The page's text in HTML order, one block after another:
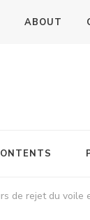
ABOUT
de rejet du